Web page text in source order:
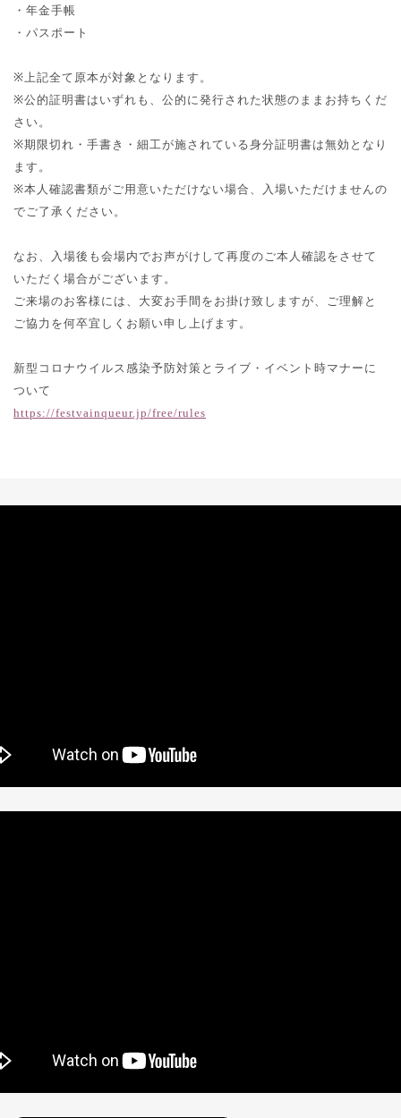
・年金手帳
・パスポート
※上記全て原本が対象となります。
※公的証明書はいずれも、公的に発行された状態のままお持ちくだ
さい。
※期限切れ・手書き・細工が施されている身分証明書は無効となり
ます。
※本人確認書類がご用意いただけない場合、入場いただけませんの
でご了承ください。
なお、入場後も会場内でお声がけして再度のご本人確認をさせて
いただく場合がございます。
ご来場のお客様には、大変お手間をお掛け致しますが、ご理解と
ご協力を何卒宜しくお願い申し上げます。
新型コロナウイルス感染予防対策とライブ・イベント時マナーに
ついて
https://festvainqueur.jp/free/rules